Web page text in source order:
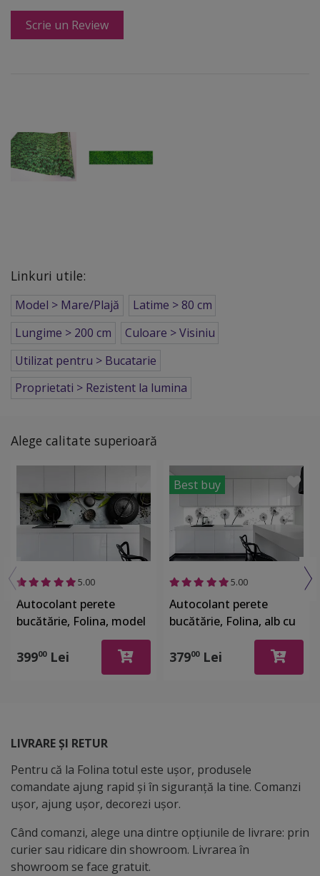
Scrie un Review
Linkuri utile:
Model > Mare/Plajă
Latime > 80 cm
Lungime > 200 cm
Culoare > Visiniu
Utilizat pentru > Bucatarie
Proprietati > Rezistent la lumina
Alege calitate superioară
5.00
Autocolant perete
bucătărie, Folina, model
ceainice, rolă de 80x320
cm
39900Lei
Best buy
5.00
Autocolant perete
bucătărie, Folina, alb cu
păpădii, rolă de 80x400
cm, cu racletă şi cutter
37900Lei
LIVRARE ȘI RETUR
Pentru că la Folina totul este ușor, produsele
comandate ajung rapid și în siguranță la tine. Comanzi
ușor, ajung ușor, decorezi ușor.
Când comanzi, alege una dintre opțiunile de livrare: prin
curier sau ridicare din showroom. Livrarea în
showroom se face gratuit.